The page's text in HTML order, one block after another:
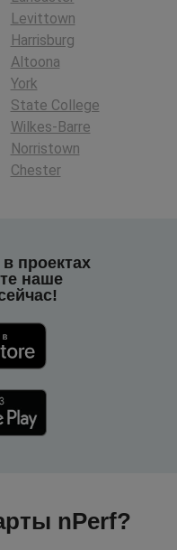
Levittown
Harrisburg
Altoona
York
State College
Wilkes-Barre
Norristown
Chester
проектах
наше
nPerf?